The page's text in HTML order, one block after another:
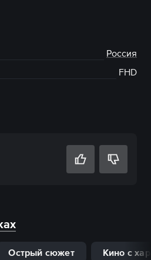
Россия
FHD
Острый сюжет Кино с